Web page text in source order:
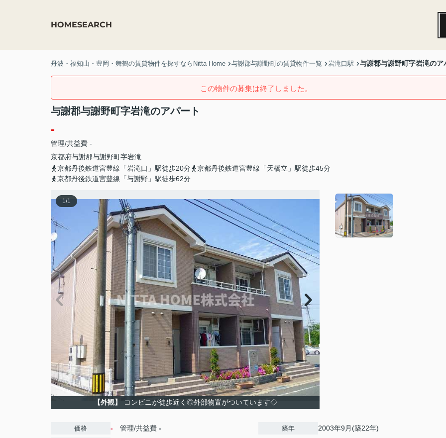
HOMESEARCH
丹波・福知山・豊岡・舞鶴の賃貸物件を探すならNitta Home 与謝郡与謝野町の賃貸物件一覧 岩滝口駅 与謝郡与謝野町字岩滝のア
この物件の募集は終了しました。
与謝郡与謝野町字岩滝のアパート
-
管理/共益費 -
京都府与謝郡与謝野町字岩滝
京都丹後鉄道宮豊線「岩滝口」駅徒歩20分
京都丹後鉄道宮豊線「天橋立」駅徒歩45分
京都丹後鉄道宮豊線「与謝野」駅徒歩62分
1/1
【外観】 コンビニが徒歩近く◎外部物置がついています◇
価格 - 管理/共益費 - 築年 2003年9月(築22年)